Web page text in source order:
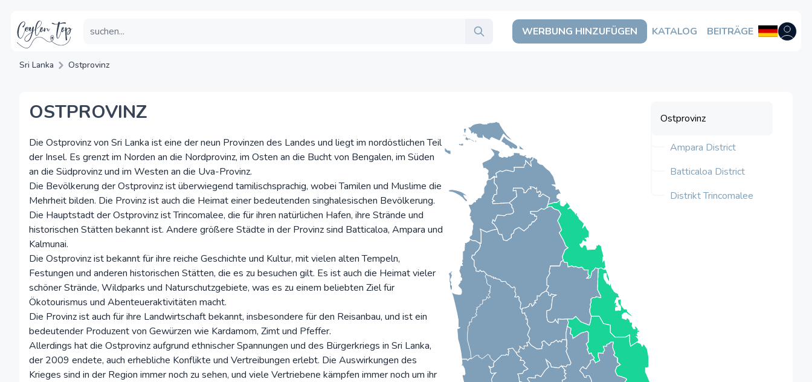
WERBUNG HINZUFÜGEN KATALOG BEITRÄGE
Sri Lanka Ostprovinz
OSTPROVINZ
Die Ostprovinz von Sri Lanka ist eine der neun Provinzen des Landes und liegt im nordöstlichen Teil
der Insel. Es grenzt im Norden an die Nordprovinz, im Osten an die Bucht von Bengalen, im Süden
an die Südprovinz und im Westen an die Uva-Provinz.
Die Bevölkerung der Ostprovinz ist überwiegend tamilischsprachig, wobei Tamilen und Muslime die
Mehrheit bilden. Die Provinz ist auch die Heimat einer bedeutenden singhalesischen Bevölkerung.
Die Hauptstadt der Ostprovinz ist Trincomalee, die für ihren natürlichen Hafen, ihre Strände und
historischen Stätten bekannt ist. Andere größere Städte in der Provinz sind Batticaloa, Ampara und
Kalmunai.
Die Ostprovinz ist bekannt für ihre reiche Geschichte und Kultur, mit vielen alten Tempeln,
Festungen und anderen historischen Stätten, die es zu besuchen gilt. Es ist auch die Heimat vieler
schöner Strände, Wildparks und Naturschutzgebiete, was es zu einem beliebten Ziel für
Ökotourismus und Abenteueraktivitäten macht.
Die Provinz ist auch für ihre Landwirtschaft bekannt, insbesondere für den Reisanbau, und ist ein
bedeutender Produzent von Gewürzen wie Kardamom, Zimt und Pfeffer.
Allerdings hat die Ostprovinz aufgrund ethnischer Spannungen und des Bürgerkriegs in Sri Lanka,
der 2009 endete, auch erhebliche Konflikte und Vertreibungen erlebt. Die Auswirkungen des
Krieges sind in der Region immer noch zu sehen, und viele Vertriebene kämpfen immer noch um ihr
Ostprovinz
Ampara District
Batticaloa District
Distrikt Trincomalee